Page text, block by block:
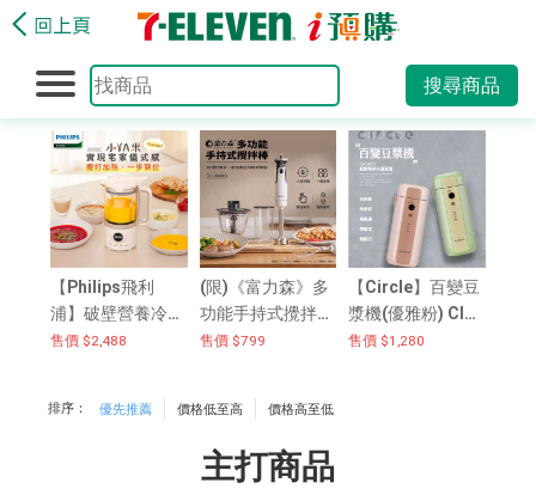
搜尋商品
【Philips飛利
浦】破壁營養冷熱
豆漿調理機HR203
售價 $2,488
(限)《富力森》多
功能手持式攪拌
棒-四件組
售價 $799
【Circle】百變豆
漿機(優雅粉) CIO-
001 可寄離島
售價 $1,280
排序： 優先推薦 價格低至高 價格高至低
主打商品